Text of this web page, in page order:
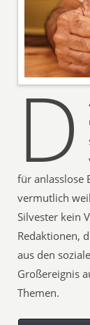
D
für anlasslose
vermutlich
Silvester kein
Redaktionen,
aus den
Großereignis
Themen.